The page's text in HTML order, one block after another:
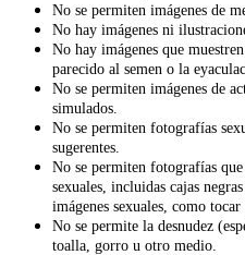
No se permiten imágenes de
No hay imágenes ni
No hay imágenes que
parecido al semen o la
No se permiten imágenes de
simulados.
No se permiten fotografías
sugerentes.
No se permiten fotografías
sexuales, incluidas cajas
imágenes sexuales, como
No se permite la desnudez
toalla, gorro u otro medio.